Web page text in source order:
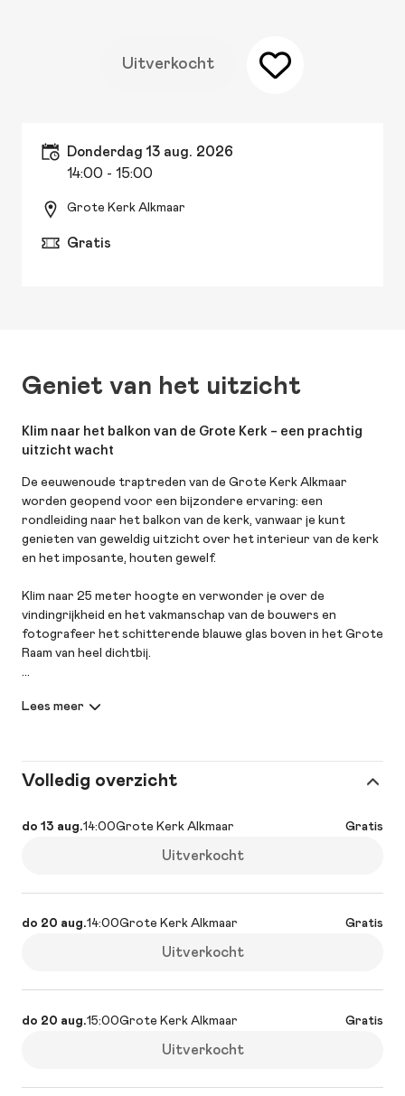
Uitverkocht
donderdag 13 aug. 2026
14:00 - 15:00
Grote Kerk Alkmaar
Gratis
Geniet van het uitzicht
Klim naar het balkon van de Grote Kerk – een prachtig
uitzicht wacht
De eeuwenoude traptreden van de Grote Kerk Alkmaar
worden geopend voor een bijzondere ervaring: een
rondleiding naar het balkon van de kerk, vanwaar je kunt
genieten van geweldig uitzicht over het interieur van de kerk
en het imposante, houten gewelf.
Klim naar 25 meter hoogte en verwonder je over de
vindingrijkheid en het vakmanschap van de bouwers en
fotografeer het schitterende blauwe glas boven in het Grote
Raam van heel dichtbij.
geen hoogtevrees heeft én gesloten schoenen draagt. Er
Volledig overzicht
do 13 aug.14:00Grote Kerk Alkmaar Gratis
Uitverkocht
do 20 aug.14:00Grote Kerk Alkmaar Gratis
Uitverkocht
do 20 aug.15:00Grote Kerk Alkmaar Gratis
Uitverkocht